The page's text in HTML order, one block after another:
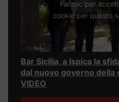
Fai clic per
cookie per questo
Bar Sicilia, a Ispica la
dal nuovo governo della
VIDEO